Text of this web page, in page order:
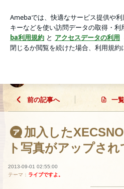
す。 | ～MASATO STYLE～
アプリをダウンロードして ブログの
ょう。
前の記事へ 一覧
加入した
ト写真がアップされ
2013-09-01 02:55:00
テーマ： ライブですよ。